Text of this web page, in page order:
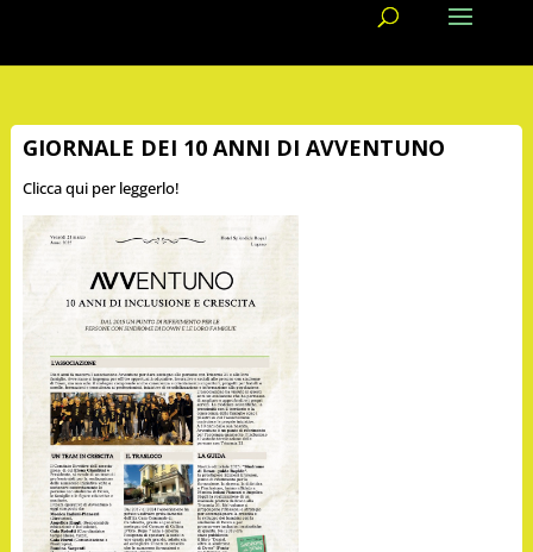
GIORNALE DEI 10 ANNI DI AVVENTUNO
Clicca qui per leggerlo!